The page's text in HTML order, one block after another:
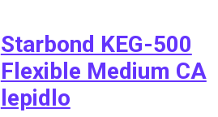
Starbond KEG-500
Flexible Medium CA
lepidlo